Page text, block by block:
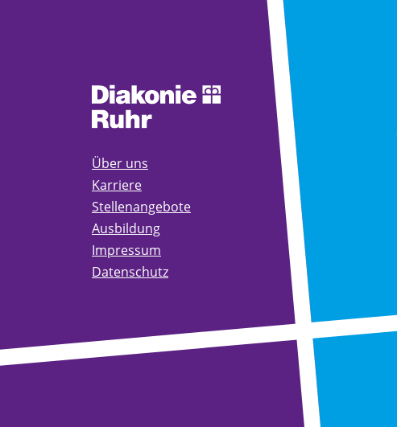
Über uns
Karriere
Stellenangebote
Ausbildung
Impressum
Datenschutz